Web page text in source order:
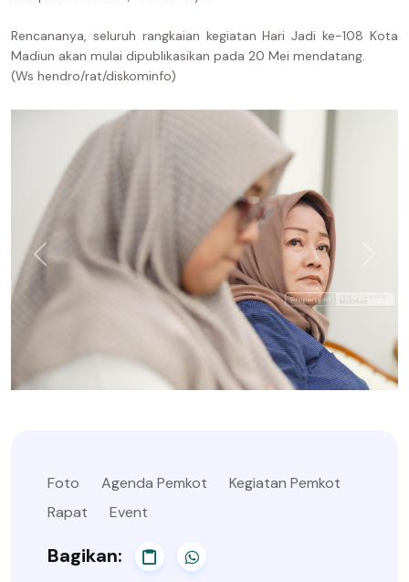
Rencananya, seluruh rangkaian kegiatan Hari Jadi ke-108 Kota
Madiun akan mulai dipublikasikan pada 20 Mei mendatang.
(Ws hendro/rat/diskominfo)
Foto Agenda Pemkot
Kegiatan Pemkot
Rapat
Event
Bagikan: